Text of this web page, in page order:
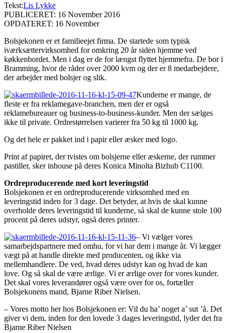
Tekst:Lis Lykke
PUBLICERET: 16 November 2016
OPDATERET: 16 November
Bolsjekonen er et familieejet firma. De startede som typisk
iværksættervirksomhed for omkring 20 år siden hjemme ved
køkkenbordet. Men i dag er de for længst flyttet hjemmefra. De bor i
Bramming, hvor de råder over 2000 kvm og der er 8 medarbejdere,
der arbejder med bolsjer og slik.
Kunderne er mange, de
fleste er fra reklamegave-branchen, men der er også
reklamebureauer og business-to-business-kunder. Men der sælges
ikke til private. Ordrestørrelsen varierer fra 50 kg til 1000 kg.
Og det hele er pakket ind i papir eller æsker med logo.
Print af papiret, der tvistes om bolsjerne eller æskerne, der rummer
pastiller, sker inhouse på deres Konica Minolta Bizhub C1100.
Ordreproducerende med kort leveringstid
Bolsjekonen er en ordreproducerende virksomhed med en
leveringstid inden for 3 dage. Det betyder, at hvis de skal kunne
overholde deres leveringstid til kunderne, så skal de kunne stole 100
procent på deres udstyr, også deres printer.
– Vi vælger vores
samarbejdspartnere med omhu, for vi har dem i mange år. Vi lægger
vægt på at handle direkte med producenten, og ikke via
mellemhandlere. De ved, hvad deres udstyr kan og hvad de kan
love. Og så skal de være ærlige. Vi er ærlige over for vores kunder.
Det skal vores leverandører også være over for os, fortæller
Bolsjekonens mand, Bjarne Riber Nielsen.
– Vores motto her hos Bolsjekonen er: Vil du ha’ noget a’ sut ’å. Det
giver vi dem, inden for den lovede 3 dages leveringstid, lyder det fra
Bjarne Riber Nielsen